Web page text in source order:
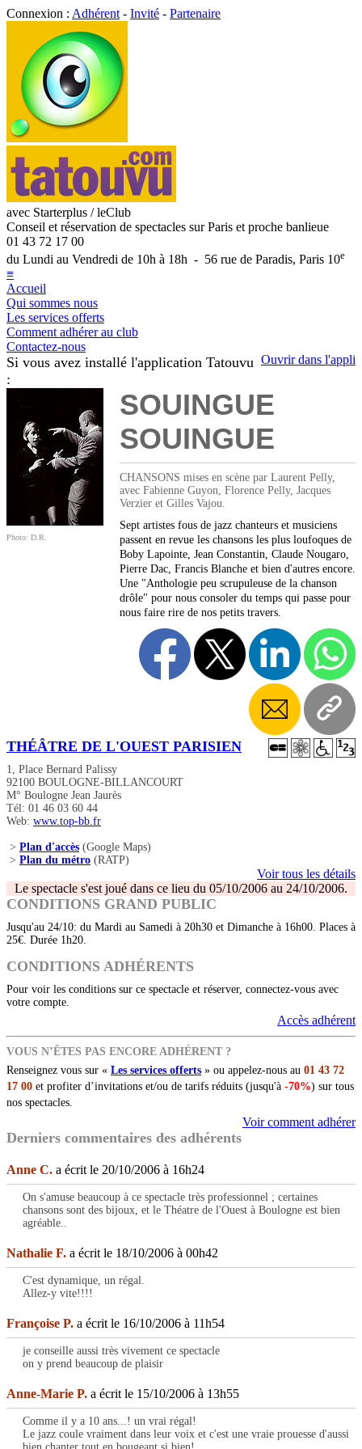
Connexion : Adhérent - Invité - Partenaire
avec Starterplus / leClub
Conseil et réservation de spectacles sur Paris et proche banlieue
01 43 72 17 00
du Lundi au Vendredi de 10h à 18h - 56 rue de Paradis, Paris 10e
≡
Accueil
Qui sommes nous
Les services offerts
Comment adhérer au club
Contactez-nous
Ouvrir dans l'appli
Si vous avez installé l'application Tatouvu
:
Photo: D.R.
SOUINGUE
SOUINGUE
CHANSONS mises en scène par Laurent Pelly,
avec Fabienne Guyon, Florence Pelly, Jacques
Verzier et Gilles Vajou.
Sept artistes fous de jazz chanteurs et musiciens
passent en revue les chansons les plus loufoques de
Boby Lapointe, Jean Constantin, Claude Nougaro,
Pierre Dac, Francis Blanche et bien d'autres encore.
Une "Anthologie peu scrupuleuse de la chanson
drôle" pour nous consoler du temps qui passe pour
nous faire rire de nos petits travers.
THÉÂTRE DE L'OUEST PARISIEN
1, Place Bernard Palissy
92100 BOULOGNE-BILLANCOURT
M° Boulogne Jean Jaurès
Tél: 01 46 03 60 44
Web: www.top-bb.fr
> Plan d'accès (Google Maps)
> Plan du métro (RATP)
Voir tous les détails
Le spectacle s'est joué dans ce lieu du 05/10/2006 au 24/10/2006.
CONDITIONS GRAND PUBLIC
Jusqu'au 24/10: du Mardi au Samedi à 20h30 et Dimanche à 16h00. Places à
25€. Durée 1h20.
CONDITIONS ADHÉRENTS
Pour voir les conditions sur ce spectacle et réserver, connectez-vous avec
votre compte.
Accès adhérent
VOUS N’ÊTES PAS ENCORE ADHÉRENT ?
Renseignez vous sur « Les services offerts » ou appelez-nous au 01 43 72
17 00 et profiter d’invitations et/ou de tarifs réduits (jusqu'à -70%) sur tous
nos spectacles.
Voir comment adhérer
Derniers commentaires des adhérents
Anne C. a écrit le 20/10/2006 à 16h24
On s'amuse beaucoup à ce spectacle très professionnel ; certaines
chansons sont des bijoux, et le Théatre de l'Ouest à Boulogne est bien
agréable..
Nathalie F. a écrit le 18/10/2006 à 00h42
C'est dynamique, un régal.
Allez-y vite!!!!
Françoise P. a écrit le 16/10/2006 à 11h54
je conseille aussi très vivement ce spectacle
on y prend beaucoup de plaisir
Anne-Marie P. a écrit le 15/10/2006 à 13h55
Comme il y a 10 ans...! un vrai régal!
Le jazz coule vraiment dans leur voix et c'est une vraie prouesse d'aussi